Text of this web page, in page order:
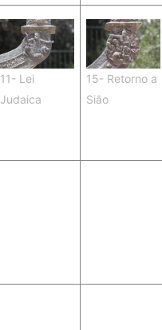
11- Lei
Judaica
15- Retorno a
Sião